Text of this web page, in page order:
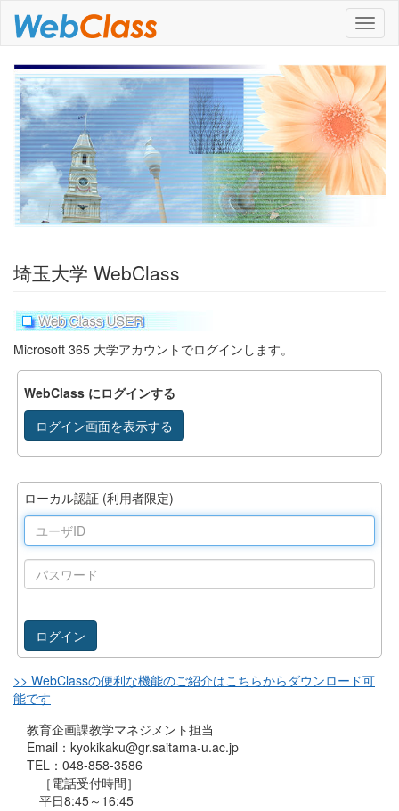
ナ
ビ
ゲ
ー
シ
ョ
ン
埼玉大学 WebClass
Microsoft 365 大学アカウントでログインします。
WebClass にログインする
ログイン画面を表示する
ローカル認証 (利用者限定)
ユ
ー
ザ
ID
パ
ス
ー
>> WebClassの便利な機能のご紹介はこちらからダウンロード可
能です
教育企画課教学マネジメント担当
Email：kyokikaku@gr.saitama-u.ac.jp
TEL：048-858-3586
［電話受付時間］
平日8:45～16:45